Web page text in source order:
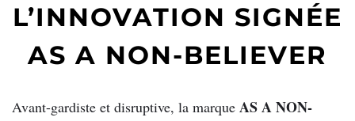
L’INNOVATION SIGNÉE
AS A NON-BELIEVER
Avant-gardiste et disruptive, la marque AS A NON-